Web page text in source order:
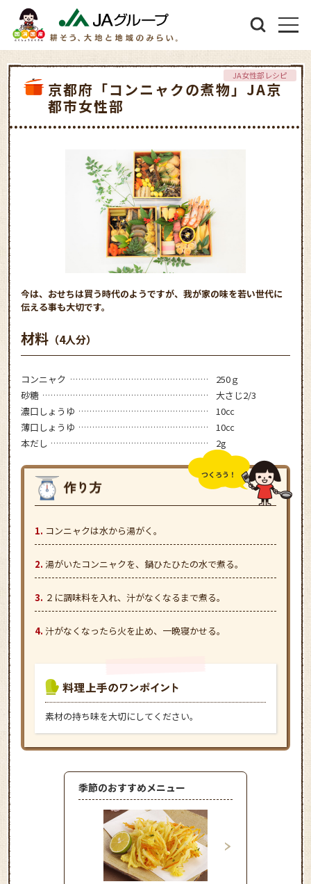
京都府「コンニャクの煮物」JA京
都市女性部
JA女性部レシピ
今は、おせちは買う時代のようですが、我が家の味を若い世代に
伝える事も大切です。
材料 （4人分）
コンニャク
250ｇ
砂糖
大さじ2/3
濃口しょうゆ
10㏄
薄口しょうゆ
10㏄
本だし
2g
つくろう！
コンニャクは水から湯がく。
湯がいたコンニャクを、鍋ひたひたの水で煮る。
２に調味料を入れ、汁がなくなるまで煮る。
汁がなくなったら火を止め、一晩寝かせる。
素材の持ち味を大切にしてください。
季節のおすすめメニュー